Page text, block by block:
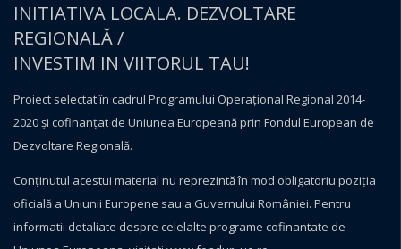
INITIATIVA LOCALA. DEZVOLTARE
REGIONALĂ /
INVESTIM IN VIITORUL TAU!
Proiect selectat în cadrul Programului Operațional Regional 2014-
2020 și cofinanțat de Uniunea Europeană prin Fondul European de
Dezvoltare Regională.
Conţinutul acestui material nu reprezintă în mod obligatoriu poziţia
oficială a Uniunii Europene sau a Guvernului României. Pentru
informatii detaliate despre celelalte programe cofinantate de